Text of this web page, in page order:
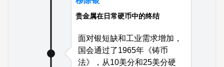
贵金属在日常硬币中的终结
面对银短缺和工业需求增加，
国会通过了1965年《铸币
法》，从10美分和25美分硬